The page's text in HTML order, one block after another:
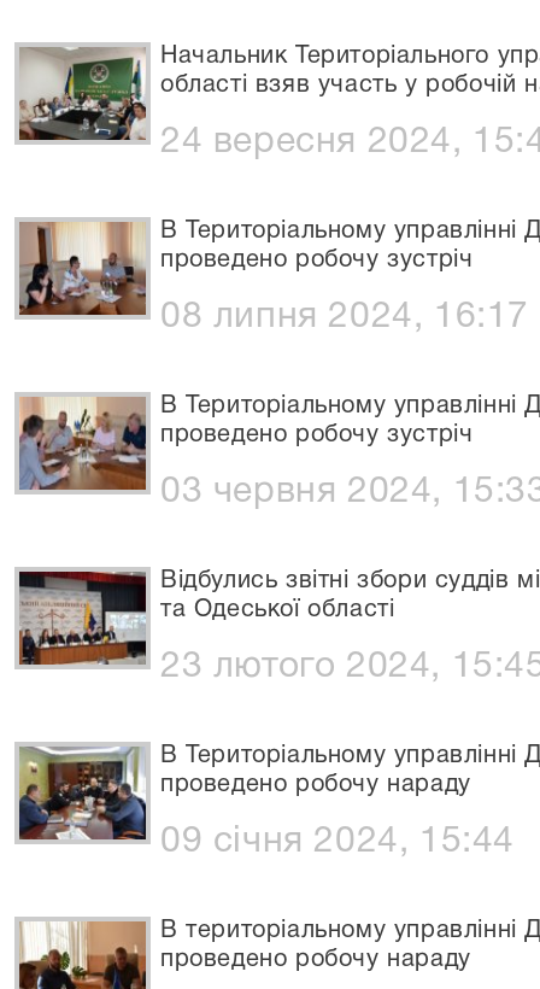
Начальник Територіального
області взяв участь у робочій
24 вересня 2024,
В Територіальному управлінні
проведено робочу зустріч
08 липня 2024, 16:17
В Територіальному управлінні
проведено робочу зустріч
03 червня 2024,
Відбулись звітні збори суддів
та Одеської області
23 лютого 2024,
В Територіальному управлінні
проведено робочу нараду
09 січня 2024, 15:44
В територіальному управлінні
проведено робочу нараду